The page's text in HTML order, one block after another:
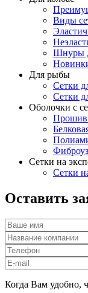
Виды
Шнуры
Для рыбы
Сетки
Сетки
Оболочки с
Сетки на
Сетки
Оставить
Когда Вам удобно,